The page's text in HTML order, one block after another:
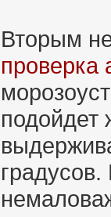
Вторым
проверка
подойдет